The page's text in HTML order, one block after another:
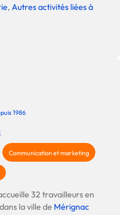
, Autres activités liées à
1986
Communication et marketing
32 travailleurs en
la ville de Mérignac